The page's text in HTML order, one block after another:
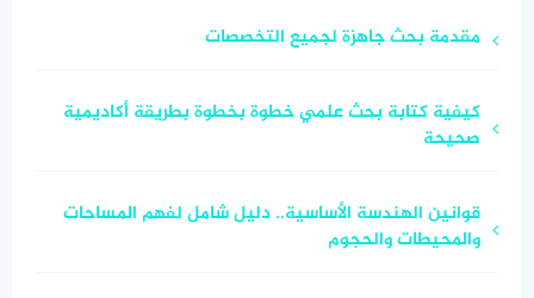
مقدمة بحث جاهزة لجميع التخصصات
كيفية كتابة بحث علمي خطوة بخطوة بطريقة أكاديمية
صحيحة
قوانين الهندسة الأساسية.. دليل شامل لفهم المساحات
والمحيطات والحجوم